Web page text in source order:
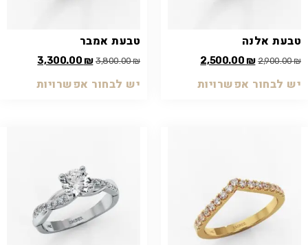
טבעת אלנה
2,900.00₪
2,500.00₪
יש לבחור אפשרויות
טבעת אמבר
3,800.00₪
3,300.00₪
יש לבחור אפשרויות